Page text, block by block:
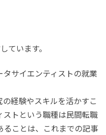
ています。
サイエンティストの就業
経験やスキルを活かすこ
ストという職種は民間転職
ることは、これまでの記事